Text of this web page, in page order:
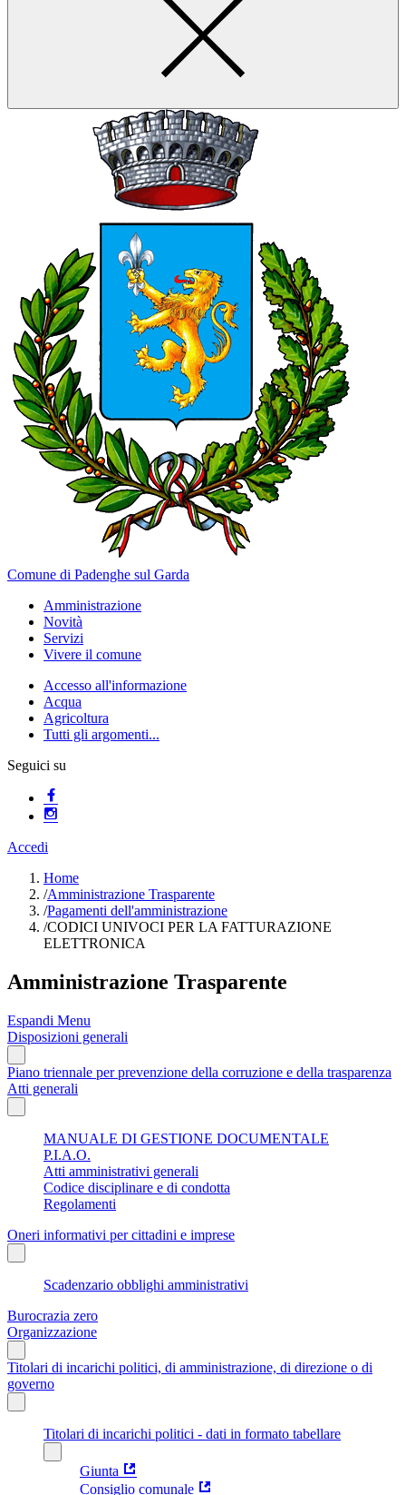
Comune di Padenghe sul Garda
Amministrazione
Novità
Servizi
Vivere il comune
Accesso all'informazione
Acqua
Agricoltura
Tutti gli argomenti...
Seguici su
Accedi
Home
/Amministrazione Trasparente
/Pagamenti dell'amministrazione
/CODICI UNIVOCI PER LA FATTURAZIONE
ELETTRONICA
Amministrazione Trasparente
Espandi Menu
Disposizioni generali
Piano triennale per prevenzione della corruzione e della trasparenza
Atti generali
MANUALE DI GESTIONE DOCUMENTALE
P.I.A.O.
Atti amministrativi generali
Codice disciplinare e di condotta
Regolamenti
Oneri informativi per cittadini e imprese
Scadenzario obblighi amministrativi
Burocrazia zero
Organizzazione
Titolari di incarichi politici, di amministrazione, di direzione o di
governo
Titolari di incarichi politici - dati in formato tabellare
Giunta
Consiglio comunale